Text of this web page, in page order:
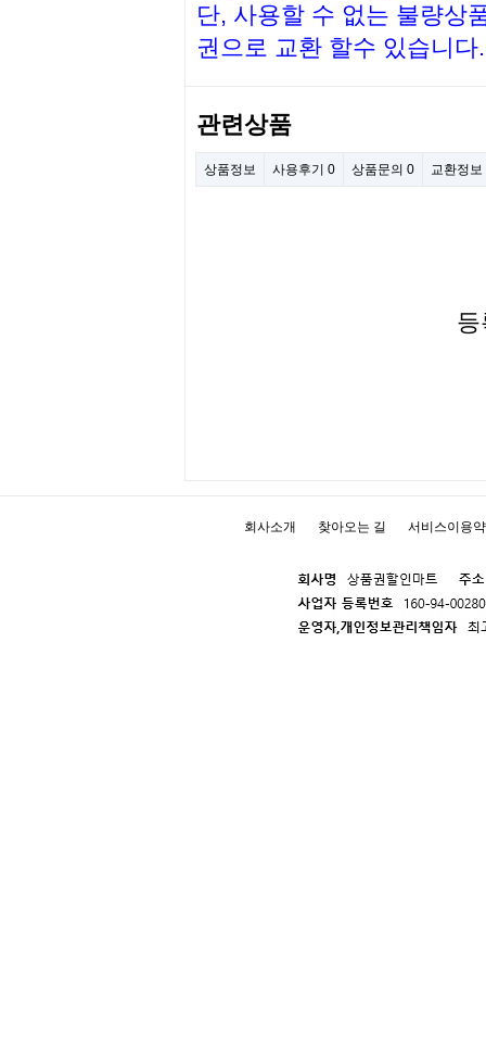
단, 사용할 수 없는 불량상
권으로 교환 할수 있습니다.
관련상품
상품정보 사용후기 0 상품문의 0 교환정보
회사소개 찾아오는 길 서비스이용